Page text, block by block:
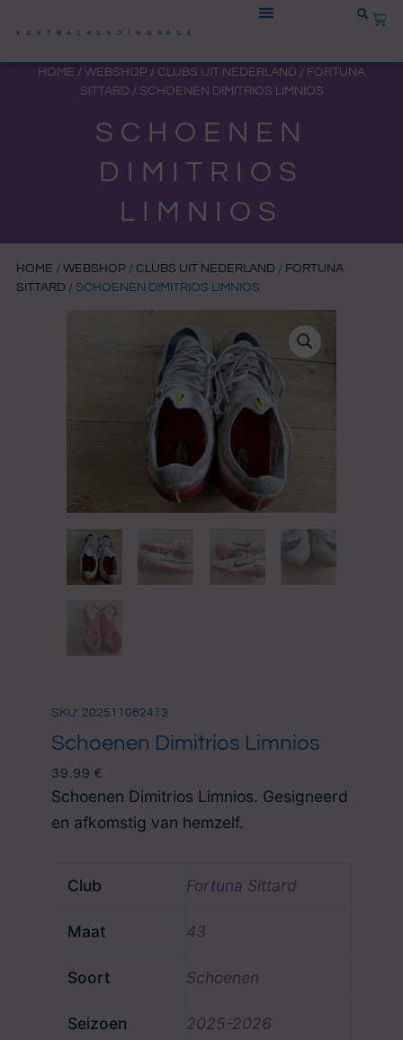
naar
de
VOETBALKLEDINGSALE
HOME / WEBSHOP / CLUBS UIT NEDERLAND / FORTUNA
SITTARD / SCHOENEN DIMITRIOS LIMNIOS
SCHOENEN
DIMITRIOS
LIMNIOS
HOME / WEBSHOP/ CLUBS UIT NEDERLAND / FORTUNA
SITTARD / SCHOENEN DIMITRIOS LIMNIOS
SKU: 202511082413
Schoenen Dimitrios Limnios
39.99 €
Schoenen Dimitrios Limnios. Gesigneerd
en afkomstig van hemzelf.
Club Fortuna Sittard
Maat 43
Soort Schoenen
Seizoen 2025-2026